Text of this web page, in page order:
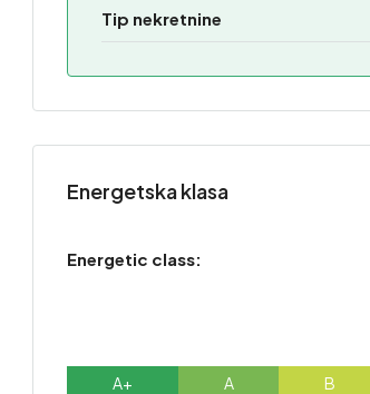
Tip nekretnine
Energetska klasa
Energetic class:
A+ A B